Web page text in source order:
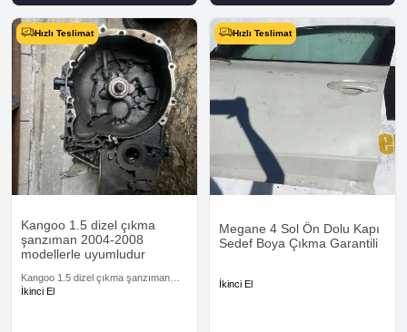
Hızlı Teslimat
Kangoo 1.5 dizel çıkma
şanzıman 2004-2008
modellerle uyumludur
Kangoo 1.5 dizel çıkma şanzıman
2004-2008 modellerle uyumludur
İkinci El
Hızlı Teslimat
Megane 4 Sol Ön Dolu Kapı
Sedef Boya Çıkma Garantili
İkinci El